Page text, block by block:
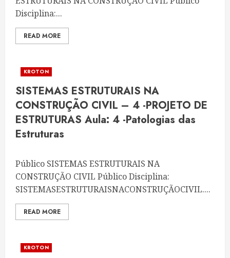
Disciplina:...
READ MORE
KROTON
SISTEMAS ESTRUTURAIS NA
CONSTRUÇÃO CIVIL – 4 -PROJETO DE
ESTRUTURAS Aula: 4 -Patologias das
Estruturas
Público SISTEMAS ESTRUTURAIS NA
CONSTRUÇÃO CIVIL Público Disciplina:
SISTEMASESTRUTURAISNACONSTRUÇÃOCIVIL....
READ MORE
KROTON